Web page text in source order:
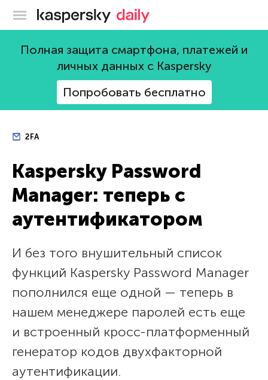
Блог Касперского
Полная защита смартфона, платежей и
личных данных с Kaspersky
Попробовать бесплатно
2FA
Kaspersky Password
Manager: теперь с
аутентификатором
И без того внушительный список
функций Kaspersky Password Manager
пополнился еще одной — теперь в
нашем менеджере паролей есть еще
и встроенный кросс-платформенный
генератор кодов двухфакторной
аутентификации.